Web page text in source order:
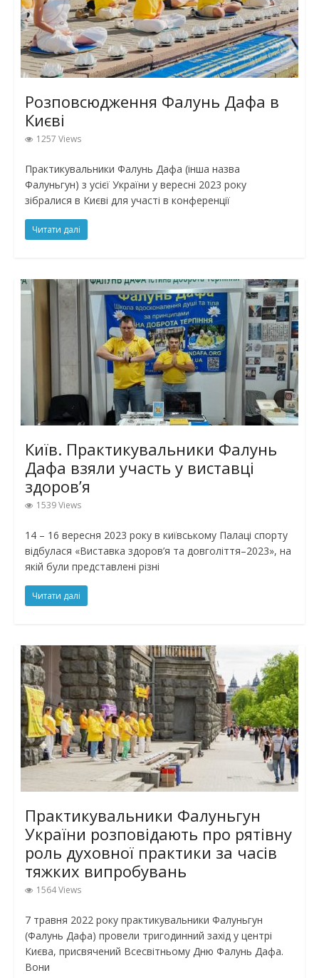
Розповсюдження Фалунь Дафа в
Києві
1257 Views
Практикувальники Фалунь Дафа (інша назва
Фалуньгун) з усієї України у вересні 2023 року
зібралися в Києві для участі в конференції
Читати далі
Київ. Практикувальники Фалунь
Дафа взяли участь у виставці
здоров’я
1539 Views
14 – 16 вересня 2023 року в київському Палаці спорту
відбулася «Виставка здоров’я та довголіття–2023», на
якій були представлені різні
Читати далі
Практикувальники Фалуньгун
України розповідають про рятівну
роль духовної практики за часів
тяжких випробувань
1564 Views
7 травня 2022 року практикувальники Фалуньгун
(Фалунь Дафа) провели тригодинний захід у центрі
Києва, присвячений Всесвітньому Дню Фалунь Дафа.
Вони